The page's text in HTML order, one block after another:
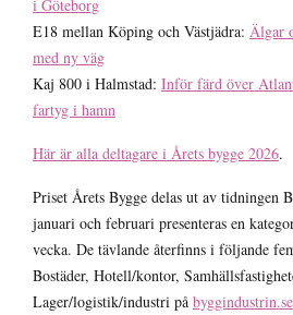
i Göteborg
E18 mellan Köping och Västjädra: Älgar
med ny väg
Kaj 800 i Halmstad: Inför färd över
fartyg i hamn
Här är alla deltagare i Årets bygge 2026.
Priset Årets Bygge delas ut av tidningen
januari och februari presenteras en
vecka. De tävlande återfinns i följande
Bostäder, Hotell/kontor,
Lager/logistik/industri på byggindustrin.se